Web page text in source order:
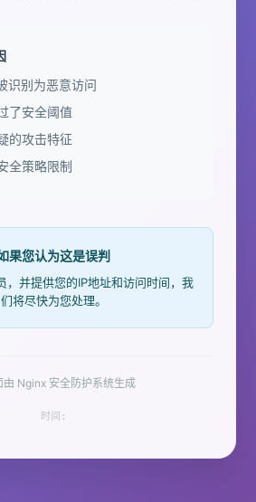
识别为恶意访问
了安全阈值
的攻击特征
全策略限制
果您认为这是误判
，并提供您的IP地址和访问时间，我
们将尽快为您处理。
由 Nginx 安全防护系统生成
时间: